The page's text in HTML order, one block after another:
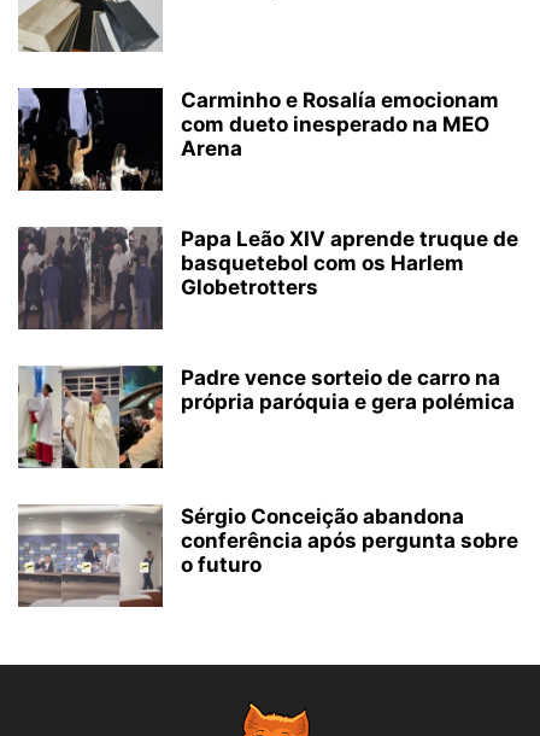
Carminho e Rosalía emocionam
com dueto inesperado na MEO
Arena
Papa Leão XIV aprende truque de
basquetebol com os Harlem
Globetrotters
Padre vence sorteio de carro na
própria paróquia e gera polémica
Sérgio Conceição abandona
conferência após pergunta sobre
o futuro